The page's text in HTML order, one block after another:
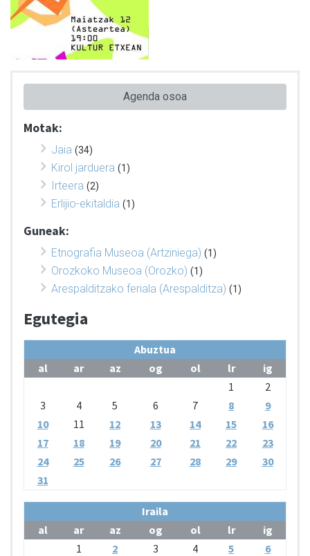
Agenda osoa
Motak:
Jaia (34)
Kirol jarduera (1)
Irteera (2)
Erlijio-ekitaldia (1)
Guneak:
Etnografia Museoa (Artziniega) (1)
Orozkoko Museoa (Orozko) (1)
Arespalditzako feriala (Arespalditza) (1)
Egutegia
Abuztua
al
ar az og ol lr
ig
1
2
3
4 5 6 7 8
9
10
11 12 13 14 15
16
17
18 19 20 21 22
23
24
25 26 27 28 29
30
31
Iraila
al
ar az og ol lr
ig
1
2 3 4 5
6